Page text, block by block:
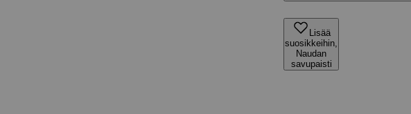
Lisää
suosikkeihin,
Naudan
savupaisti